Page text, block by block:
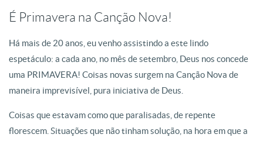
É Primavera na Canção Nova!
Há mais de 20 anos, eu venho assistindo a este lindo
espetáculo: a cada ano, no mês de setembro, Deus nos concede
uma PRIMAVERA! Coisas novas surgem na Canção Nova de
maneira imprevisível, pura iniciativa de Deus.
Coisas que estavam como que paralisadas, de repente
florescem. Situações que não tinham solução, na hora em que a